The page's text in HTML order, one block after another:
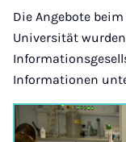
Die Angebote beim
Universität
Informationen